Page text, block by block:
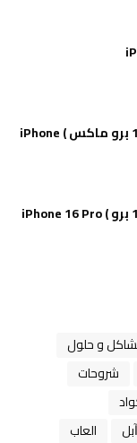
مواصفات وسعر ( ايفون 16 برو ماكس ) iPhone
و حلول
شروحات
ﺁﺑﻞ
العاب